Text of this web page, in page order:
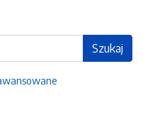
Szukaj